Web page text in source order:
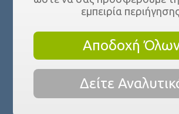
εμπειρία
Αποδοχή
Δείτε